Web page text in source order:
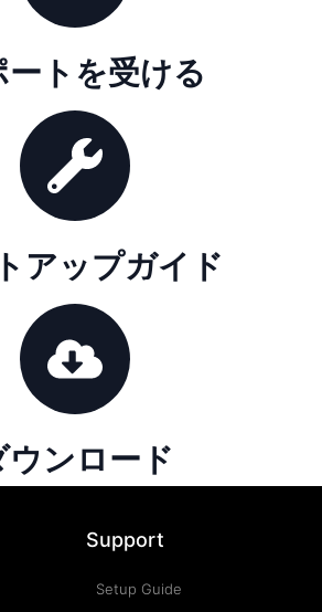
ートを受ける
アップガイド
ウンロード
Support
Setup Guide